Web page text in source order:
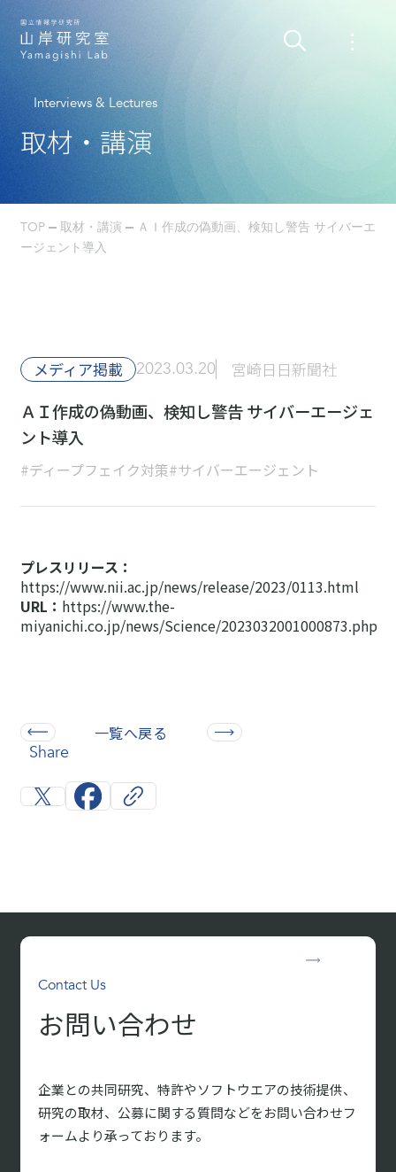
Interviews & Lectures
取材・講演
TOP 取材・講演
ＡＩ作成の偽動画、検知し警告 サイバーエ
ージェント導入
Share
メディア掲載 2023.03.20 宮崎日日新聞社
ＡＩ作成の偽動画、検知し警告 サイバーエージェ
ント導入
#ディープフェイク対策#サイバーエージェント
プレスリリース：
https://www.nii.ac.jp/news/release/2023/0113.html
URL： https://www.the-
miyanichi.co.jp/news/Science/2023032001000873.php
一覧へ戻る
Contact Us
お問い合わせ
企業との共同研究、特許やソフトウエアの技術提供、
研究の取材、 公募に関する質問などをお問い合わせフ
ォームより承っております。